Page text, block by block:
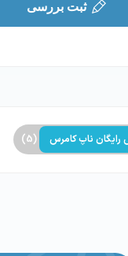
ثبت بررسی
رایگان ناپ کامرس (5)